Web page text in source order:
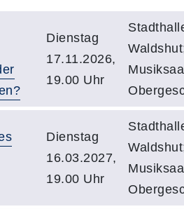
Dienstag
17.11.2026,
19.00 Uhr
Dienstag
16.03.2027,
19.00 Uhr